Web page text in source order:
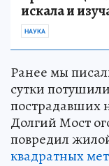
искала и
НАУКА
Ранее мы
сутки
пострадавших
Долгий Мост
повредил
квадратных